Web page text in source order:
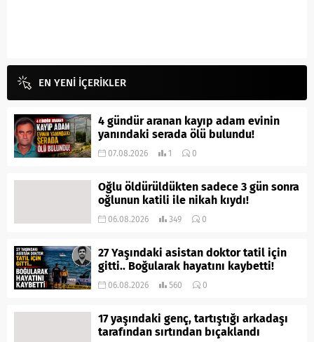
EN YENİ İÇERİKLER
4 gündür aranan kayıp adam evinin
yanındaki serada ölü bulundu!
07.08.2026 1 0
Oğlu öldürüldükten sadece 3 gün sonra
oğlunun katili ile nikah kıydı!
06.08.2026 349 0
27 Yaşındaki asistan doktor tatil için
gitti.. Boğularak hayatını kaybetti!
06.08.2026 560 0
17 yaşındaki genç, tartıştığı arkadaşı
tarafından sırtından bıçaklandı